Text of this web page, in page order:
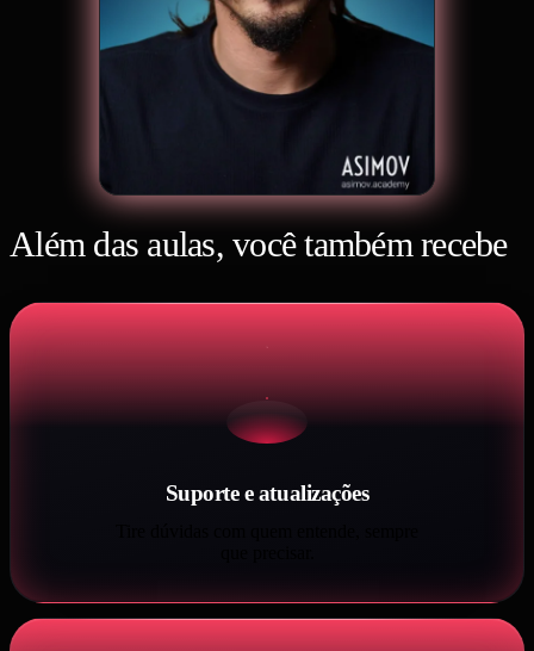
Além das aulas, você também recebe
Suporte e atualizações